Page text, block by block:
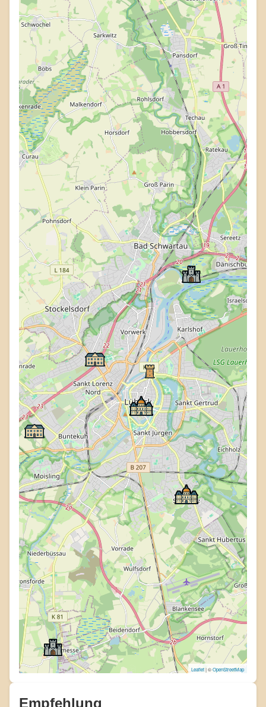
Leaflet| ©OpenStreetMap
Empfehlung